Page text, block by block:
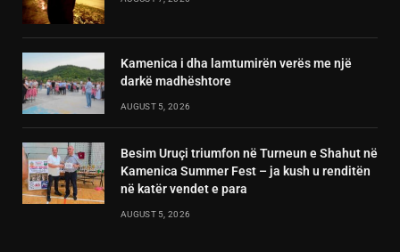
Kamenica i dha lamtumirën verës me një
darkë madhështore
AUGUST 5, 2026
Besim Uruçi triumfon në Turneun e Shahut në
Kamenica Summer Fest – ja kush u renditën
në katër vendet e para
AUGUST 5, 2026